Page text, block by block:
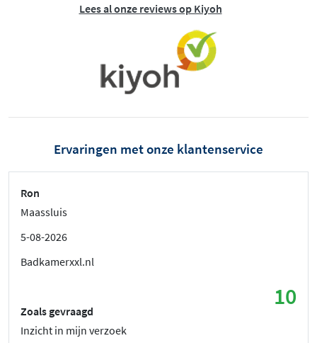
Lees al onze reviews op Kiyoh
Ervaringen met onze klantenservice
Ron
Maassluis
5-08-2026
Badkamerxxl.nl
10
Zoals gevraagd
Inzicht in mijn verzoek